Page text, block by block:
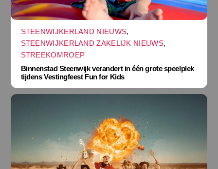
STEENWIJKERLAND NIEUWS,
STEENWIJKERLAND ZAKELIJK NIEUWS,
STREEKOMROEP
Binnenstad Steenwijk verandert in één grote speelplek
tijdens Vestingfeest Fun for Kids